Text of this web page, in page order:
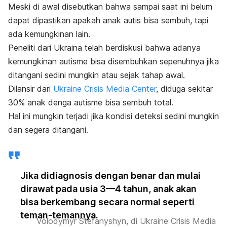
Meski di awal disebutkan bahwa sampai saat ini belum
dapat dipastikan apakah anak autis bisa sembuh, tapi
ada kemungkinan lain.
Peneliti dari Ukraina telah berdiskusi bahwa adanya
kemungkinan autisme bisa disembuhkan sepenuhnya jika
ditangani sedini mungkin atau sejak tahap awal.
Dilansir dari Ukraine Crisis Media Center, diduga sekitar
30% anak denga autisme bisa sembuh total.
Hal ini mungkin terjadi jika kondisi deteksi sedini mungkin
dan segera ditangani.
Jika didiagnosis dengan benar dan mulai
dirawat pada usia 3—4 tahun, anak akan
bisa berkembang secara normal seperti
teman-temannya.
Volodymyr Stefanyshyn, di Ukraine Crisis Media